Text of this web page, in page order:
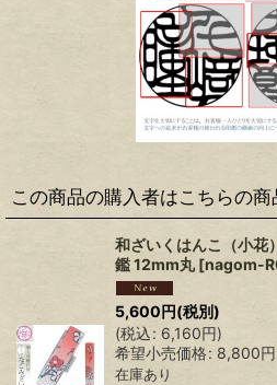
この商品の購入者はこちらの商
和ざいくはんこ（小花
鑑 12mm丸 [nagom-
5,600円(税別)
(税込: 6,160円)
希望小売価格: 8,800円
在庫あり